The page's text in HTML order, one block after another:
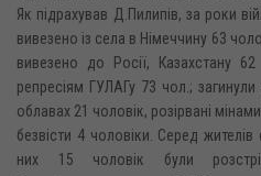
Як підрахував Д.Пилипів, за роки
вивезено із села в Німеччину 63
вивезено до Росії, Казахстану 62
репресіям ГУЛАГу 73 чол.;
облавах 21 чоловік, розірвані
безвісти 4 чоловіки. Серед жителів
них 15 чоловік були